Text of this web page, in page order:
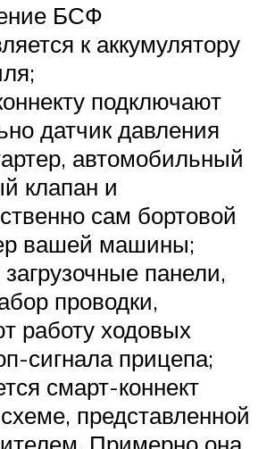
БСФ
к аккумулятору
подключают
датчик давления
автомобильный
клапан и
сам бортовой
вашей машины;
панели,
проводки,
работу ходовых
сигнала прицепа;
смарт-коннект
представленной